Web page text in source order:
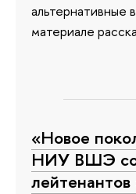
альтернативные
материале
«Новое
НИУ ВШЭ
лейтенантов